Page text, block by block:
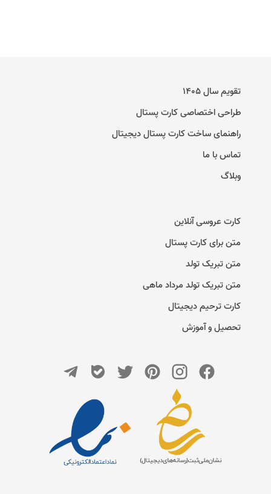
تقویم سال ۱۴۰۵
طراحی اختصاصی کارت پستال
راهنمای ساخت کارت پستال دیجیتال
تماس با ما
وبلاگ
کارت عروسی آنلاین
متن برای کارت پستال
متن تبریک تولد
متن تبریک تولد مرداد ماهی
کارت ترحیم دیجیتال
تحصیل و آموزش